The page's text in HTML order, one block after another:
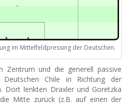
im Mittelfeldpressing der Deutschen.
Zentrum und die generell passive
Deutschen Chile in Richtung der
Dort lenkten Draxler und Goretzka
Mitte zurück (z.B. auf einen der